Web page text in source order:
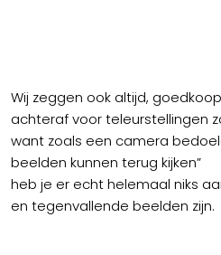
Wij zeggen ook altijd,
achteraf voor teleurstellingen
want zoals een camera
beelden kunnen terug kijken”
heb je er echt helemaal niks
en tegenvallende beelden zijn.